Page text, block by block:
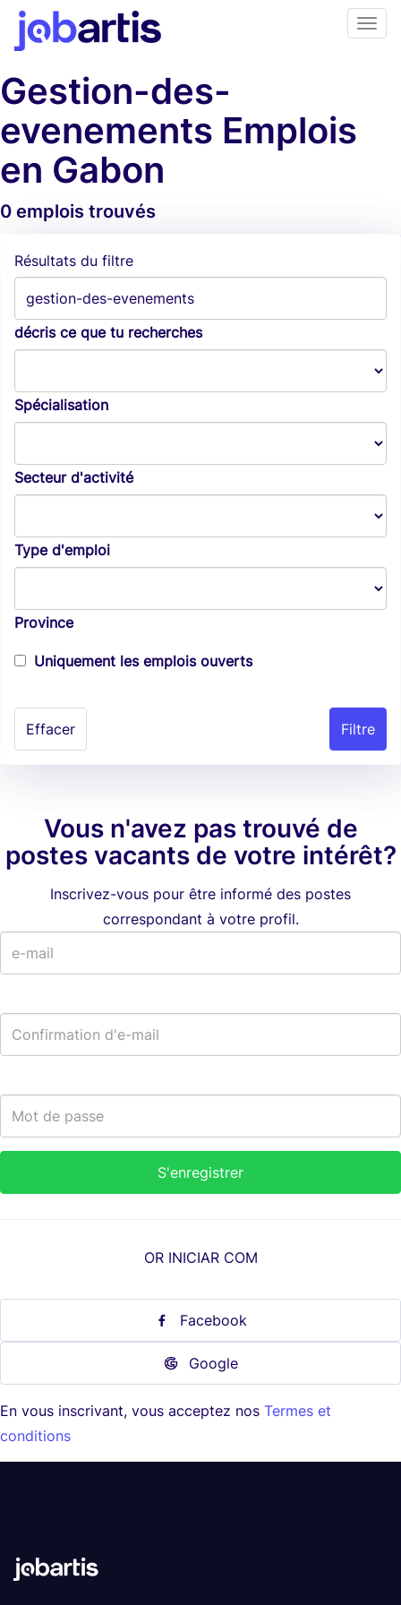
Gestion-des-
evenements Emplois
en Gabon
0 emplois trouvés
Résultats du filtre
décris ce que tu recherches
Spécialisation
Secteur d'activité
Type d'emploi
Province
Uniquement les emplois ouverts
Effacer
Vous n'avez pas trouvé de
postes vacants de votre intérêt?
Inscrivez-vous pour être informé des postes
correspondant à votre profil.
OR INICIAR COM
Facebook
Google
En vous inscrivant, vous acceptez nos Termes et
conditions